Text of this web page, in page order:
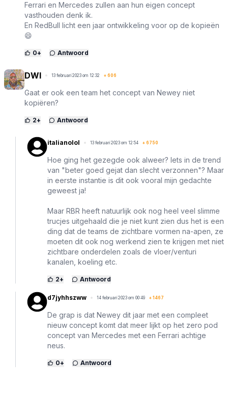
Ferrari en Mercedes zullen aan hun eigen concept
vasthouden denk ik.
En RedBull licht een jaar ontwikkeling voor op de kopieën
😄
0+ Antwoord
DWI 13 februari 2023 om 12:32 + 606
Gaat er ook een team het concept van Newey niet
kopiëren?
2+ Antwoord
italianolol 13 februari 2023 om 12:54 + 6750
Hoe ging het gezegde ook alweer? Iets in de trend
van "beter goed gejat dan slecht verzonnen"? Maar
in eerste instantie is dit ook vooral mijn gedachte
geweest ja!
Maar RBR heeft natuurlijk ook nog heel veel slimme
trucjes uitgehaald die je niet kunt zien dus het is een
ding dat de teams de zichtbare vormen na-apen, ze
moeten dit ook nog werkend zien te krijgen met niet
zichtbare onderdelen zoals de vloer/venturi
kanalen, koeling etc.
2+ Antwoord
d7jyhhszww 14 februari 2023 om 00:49 + 1467
De grap is dat Newey dit jaar met een compleet
nieuw concept komt dat meer lijkt op het zero pod
concept van Mercedes met een Ferrari achtige
neus.
0+ Antwoord